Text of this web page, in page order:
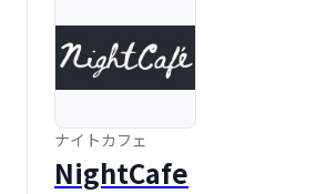
ナイトカフェ
NightCafe